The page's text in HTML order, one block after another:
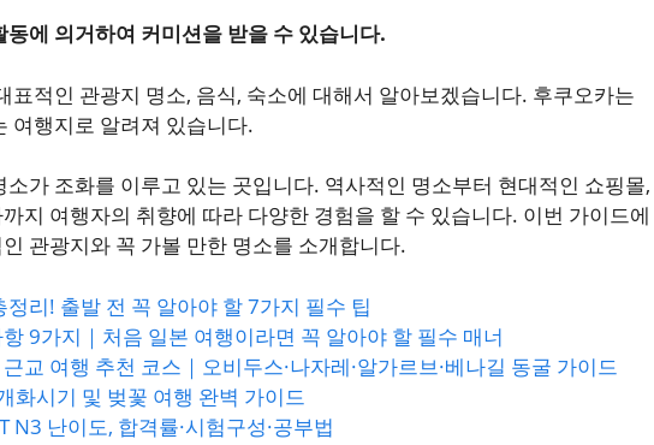
에 의거하여 커미션을 받을 수 있습니다.
표적인 관광지 명소, 음식, 숙소에 대해서 알아보겠습니다. 후쿠오카는
여행지로 알려져 있습니다.
가 조화를 이루고 있는 곳입니다. 역사적인 명소부터 현대적인 쇼핑몰,
지 여행자의 취향에 따라 다양한 경험을 할 수 있습니다. 이번 가이드에
관광지와 꼭 가볼 만한 명소를 소개합니다.
정리! 출발 전 꼭 알아야 할 7가지 필수 팁
9가지｜처음 일본 여행이라면 꼭 알아야 할 필수 매너
교 여행 추천 코스｜오비두스·나자레·알가르브·베나길 동굴 가이드
화시기 및 벚꽃 여행 완벽 가이드
N3 난이도, 합격률·시험구성·공부법